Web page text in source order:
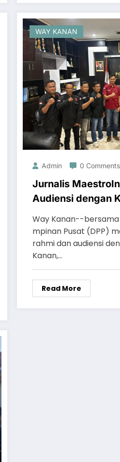
WAY KANAN
Admin 0 Comments
Jurnalis
Audiensi dengan
Kanan, Perkuat
dan Kepolisian.
Way Kanan--bersama
mpinan Pusat (DPP)
rahmi dan audiensi
Kanan,…
Read More